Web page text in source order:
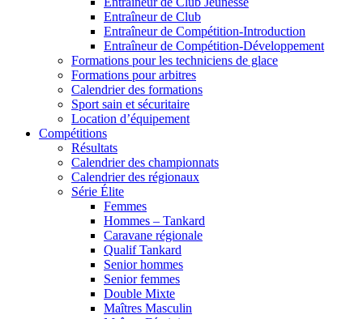
Entraîneur de Club
Entraîneur de Compétition-Introduction
Entraîneur de Compétition-Développement
Formations pour les techniciens de glace
Formations pour arbitres
Calendrier des formations
Sport sain et sécuritaire
Location d’équipement
Compétitions
Résultats
Calendrier des championnats
Calendrier des régionaux
Série Élite
Femmes
Hommes – Tankard
Caravane régionale
Qualif Tankard
Senior hommes
Senior femmes
Double Mixte
Maîtres Masculin